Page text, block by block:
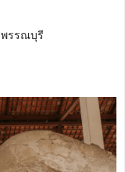
พรรณบุรี